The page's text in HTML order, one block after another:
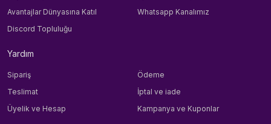
Avantajlar Dünyasına Katıl
Whatsapp Kanalımız
Discord Topluluğu
Yardım
Sipariş
Ödeme
Teslimat
İptal ve iade
Üyelik ve Hesap
Kampanya ve Kuponlar